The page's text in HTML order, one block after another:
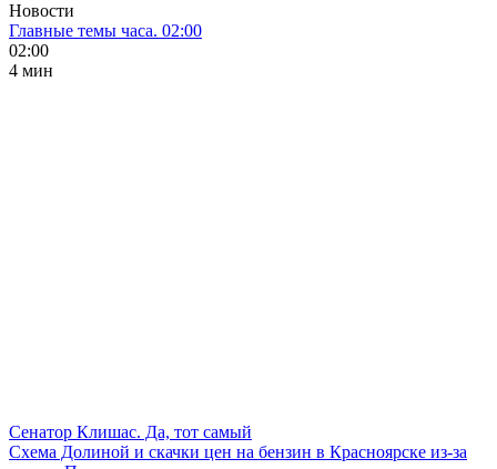
Новости
Главные темы часа. 02:00
02:00
4 мин
Сенатор Клишас. Да, тот самый
Схема Долиной и скачки цен на бензин в Красноярске из-за